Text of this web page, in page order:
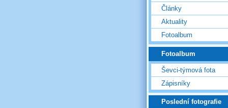
Články
Aktuality
Fotoalbum
Fotoalbum
Ševci-týmová fota
Zápisníky
Poslední fotografie